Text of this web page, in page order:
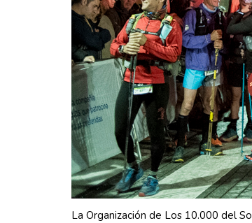
La Organización de Los 10.000 del